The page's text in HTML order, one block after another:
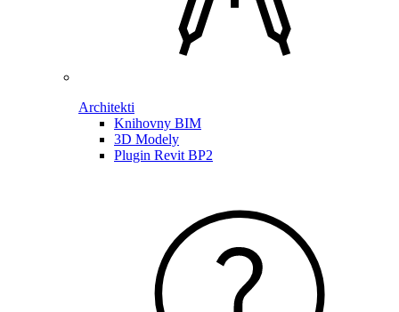
Architekti
Knihovny BIM
3D Modely
Plugin Revit BP2